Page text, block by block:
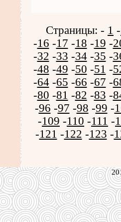
Страницы: - 1 -
-16 -17 -18 -19 -
-32 -33 -34-35 -
-48 -49 -50 -51 -
-64-65 -66 -67 -
-80 -81 -82 -83 -
-96 -97 -98 -99 -
-109 -110 -111 -
-121 -122 -123 -